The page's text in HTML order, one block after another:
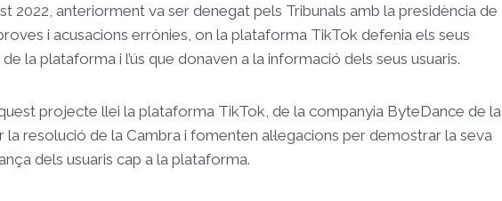
2022, anteriorment va ser denegat pels Tribunals amb la presidència de
i acusacions errònies, on la plataforma TikTok defenia els seus
la plataforma i l’ús que donaven a la informació dels seus usuaris.
projecte llei la plataforma TikTok, de la companyia ByteDance de la
resolució de la Cambra i fomenten al·legacions per demostrar la seva
dels usuaris cap a la plataforma.